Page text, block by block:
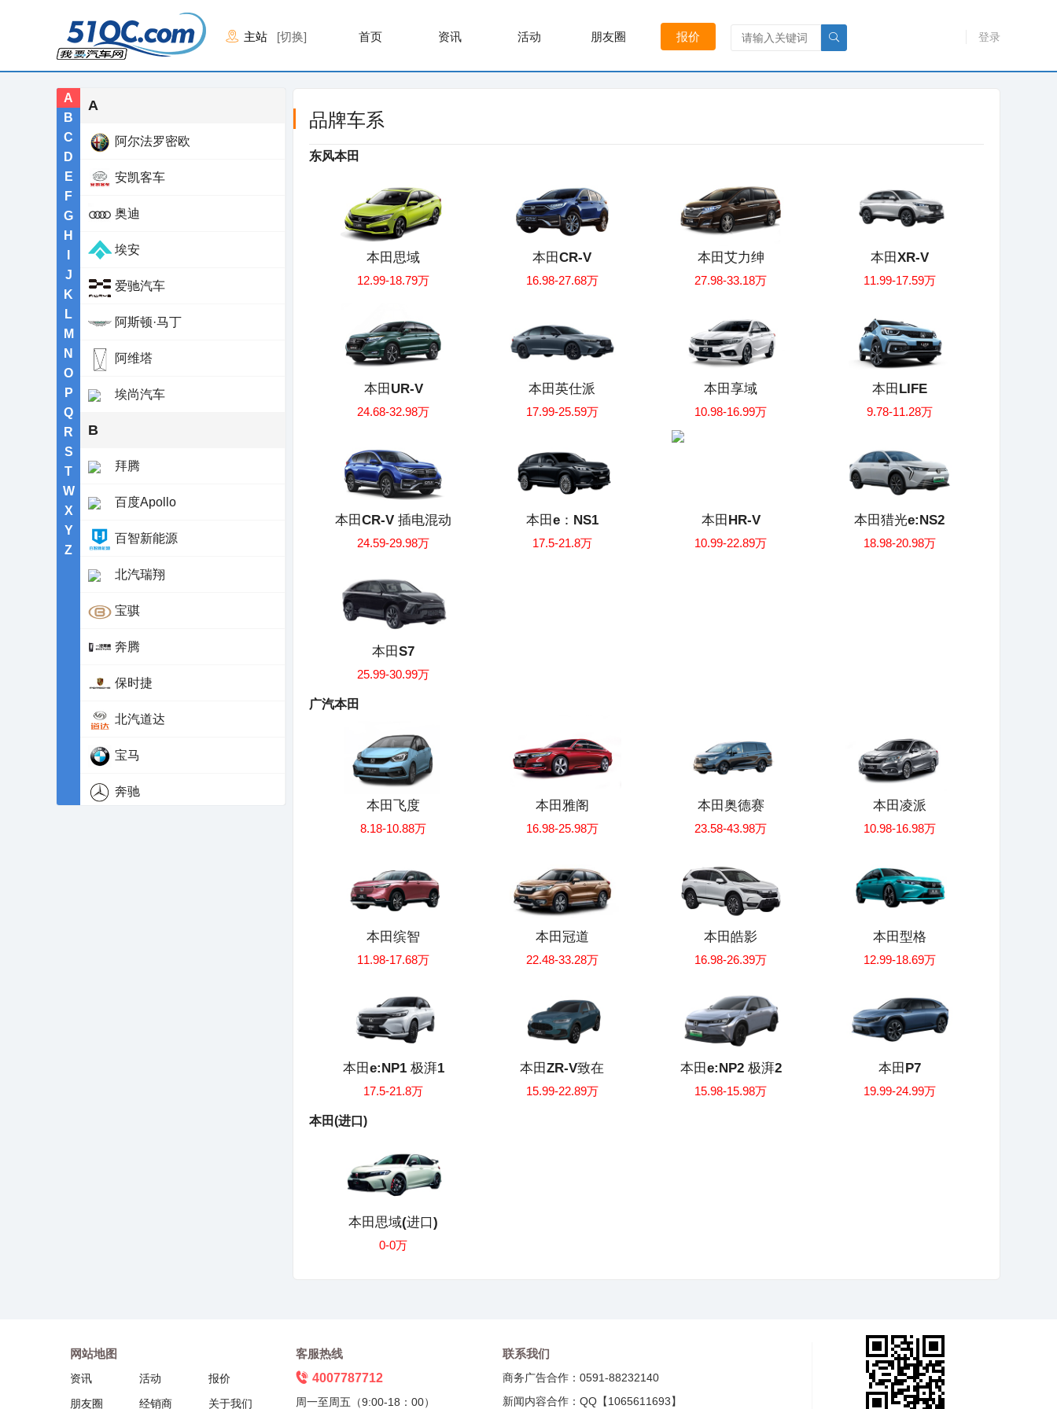
主站 [切换] 首页 资讯 活动 朋友圈 报价 登录
A
B
C
D
E
F
G
H
J
K
L
M
N
O
P
Q
R
S
T
W
X
Y
Z
A
阿尔法罗密欧
安凯客车
奥迪
埃安
爱驰汽车
阿斯顿·马丁
阿维塔
埃尚汽车
B
拜腾
百度Apollo
百智新能源
北汽瑞翔
宝骐
奔腾
保时捷
北汽道达
宝马
奔驰
C
品牌车系
东风本田
本田思域
12.99-18.79万
本田CR-V
16.98-27.68万
本田艾力绅
27.98-33.18万
本田XR-V
11.99-17.59万
本田UR-V
24.68-32.98万
本田英仕派
17.99-25.59万
本田享域
10.98-16.99万
本田LIFE
9.78-11.28万
本田CR-V 插电混动
24.59-29.98万
本田e：NS1
17.5-21.8万
本田HR-V
10.99-22.89万
本田猎光e:NS2
18.98-20.98万
本田S7
25.99-30.99万
广汽本田
本田飞度
8.18-10.88万
本田雅阁
16.98-25.98万
本田奥德赛
23.58-43.98万
本田凌派
10.98-16.98万
本田缤智
11.98-17.68万
本田冠道
22.48-33.28万
本田皓影
16.98-26.39万
本田型格
12.99-18.69万
本田e:NP1 极湃1
17.5-21.8万
本田ZR-V致在
15.99-22.89万
本田e:NP2 极湃2
15.98-15.98万
本田P7
19.99-24.99万
本田(进口)
本田思域(进口)
0-0万
网站地图
资讯 活动
报价
朋友圈
经销商 关于我们
客服热线
4007787712
周一至周五（9:00-18：00）
联系我们
商务广告合作：0591-88232140
新闻内容合作：QQ【1065611693】